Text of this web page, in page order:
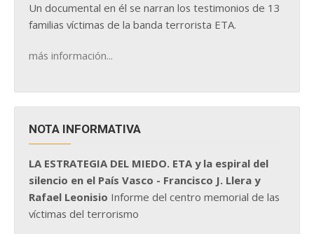
Un documental en él se narran los testimonios de 13
familias víctimas de la banda terrorista ETA.
más información...
NOTA INFORMATIVA
LA ESTRATEGIA DEL MIEDO. ETA y la espiral del
silencio en el País Vasco - Francisco J. Llera y
Rafael Leonisio Informe del centro memorial de las
víctimas del terrorismo